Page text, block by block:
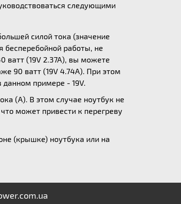
следующими
силой тока (значение
бесперебойной работы, не
ватт (19V 2.37A), вы можете
90 ватт (19V 4.74A). При этом
данном примере - 19V.
(А). В этом случае ноутбук не
может привести к перегреву
(крышке) ноутбука или на